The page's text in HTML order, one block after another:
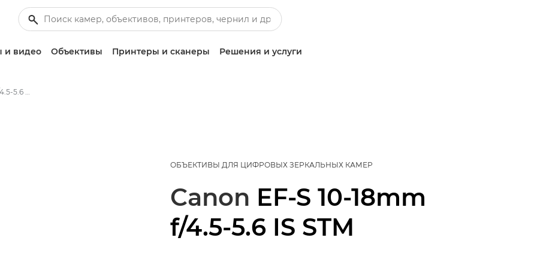
и видео Объективы Принтеры и сканеры Решения и услуги
Canon EF-S 10-18mm f/4.5-5.6 IS STM - Объективы - Камера и фотообъективы
ОБЪЕКТИВЫ ДЛЯ ЦИФРОВЫХ ЗЕРКАЛЬНЫХ КАМЕР
Canon EF-S 10-18mm
f/4.5-5.6 IS STM